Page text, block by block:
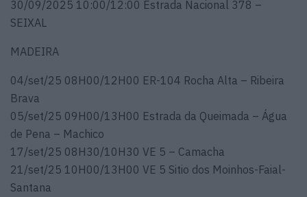
30/09/2025 10:00/12:00 Estrada Nacional 378 –
SEIXAL
MADEIRA
04/set/25 08H00/12H00 ER-104 Rocha Alta – Ribeira
Brava
05/set/25 09H00/13H00 Estrada da Queimada – Água
de Pena – Machico
17/set/25 08H30/10H30 VE 5 – Camacha
21/set/25 10H00/13H00 VE 5 Sitio dos Moinhos-Faial-
Santana